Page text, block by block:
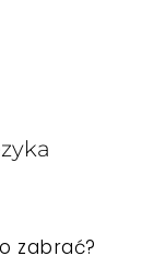
zabrać?